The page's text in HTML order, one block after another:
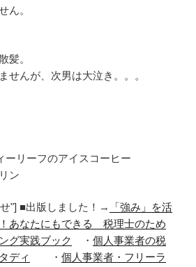
ん。
髪。
せんが、次男は大泣き。。。
ーリーフのアイスコーヒー
ン
"] ■出版しました！→
「強み」を活
あなたにもできる 税理士のため
グ実践ブック
・ 個人事業者の税
ディ
・ 個人事業者・フリーラ